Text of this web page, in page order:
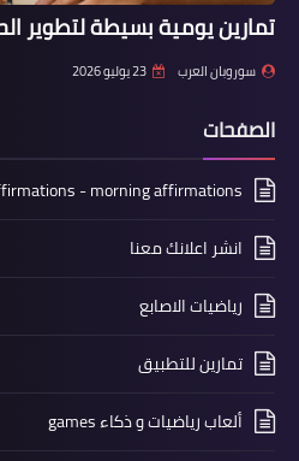
تمارين يومية بسيطة لتطوير
سوروبان العرب 23 يوليو 2026
الصفحات
- morning affirmations
انشر اعلانك معنا
رياضيات الاصابع
تمارين للتطبيق
ألعاب رياضيات و ذكاء games